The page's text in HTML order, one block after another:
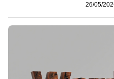
26/05/